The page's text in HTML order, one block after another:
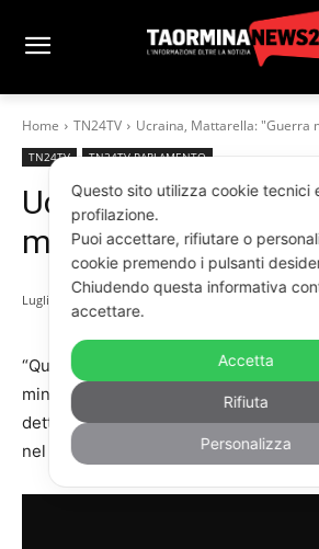
Home TN24TV Ucraina, Mattarella: "Guerra
TN24TV TN24TV PARLAMENTO
Ucraina, Mattarella:
minaccia il diritto”
Luglio 8, 2022
“Quanto sta avvenendo in Ucraina
minaccia al principio della pari dignità
detto il presidente della Repubblica,
nel suo intervento all’Assemblea
Questo sito utilizza cookie tecnici
profilazione.
Puoi accettare, rifiutare o
cookie premendo i pulsanti
Chiudendo questa informativa
accettare.
Accetta
Rifiuta
Personalizza